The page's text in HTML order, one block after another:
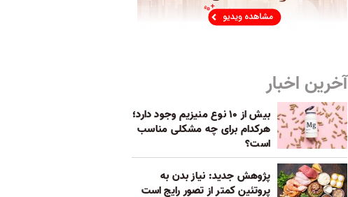
آخرین اخبار
بیش از ۱۰ نوع منیزیم وجود دارد؛
هر‌کدام برای چه مشکلی مناسب‌
است؟
پژوهش جدید: نیاز بدن به
پروتئین کمتر از تصور رایج است